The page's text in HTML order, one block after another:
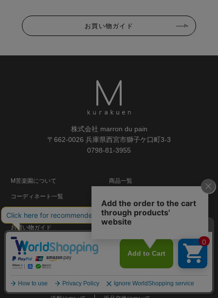
お買い物ガイド
株式会社 marron du pain
〒662-0026 兵庫県西宮市獅子ケ口町3-3
0798-81-3955
M苦楽園について 商品一覧
コーディネート一覧
テーブルコーディネート一覧 マガジン
お買い物ガイド
メルマガ解除 よくあるご質問
法人の皆さま
ログイン お気に入りリスト 注文履歴 閲覧履歴